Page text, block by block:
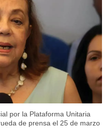
por la Plataforma Unitaria
de prensa el 25 de marzo